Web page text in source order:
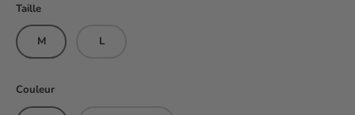
Taille
M L
Couleur